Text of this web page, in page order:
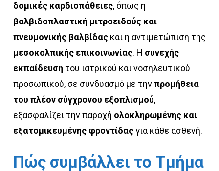
δομικές καρδιοπάθειες, όπως η
βαλβιδοπλαστική μιτροειδούς και
πνευμονικής βαλβίδαςκαι η αντιμετώπιση της
μεσοκολπικής επικοινωνίας. Η συνεχής
εκπαίδευση του ιατρικού και νοσηλευτικού
προσωπικού, σε συνδυασμό με τηνπρομήθεια
του πλέον σύγχρονου εξοπλισμού,
εξασφαλίζει την παροχή ολοκληρωμένης και
εξατομικευμένης φροντίδαςγια κάθε ασθενή.
Πώς συμβάλλει το Τμήμα